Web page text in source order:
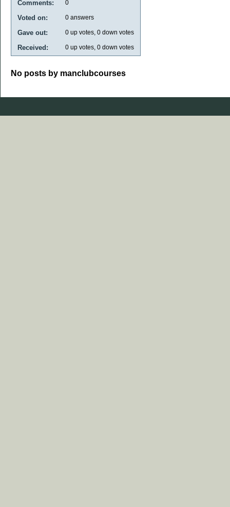
Comments: 0
Voted on: 0 answers
Gave out: 0 up votes, 0 down votes
Received: 0 up votes, 0 down votes
No posts by manclubcourses